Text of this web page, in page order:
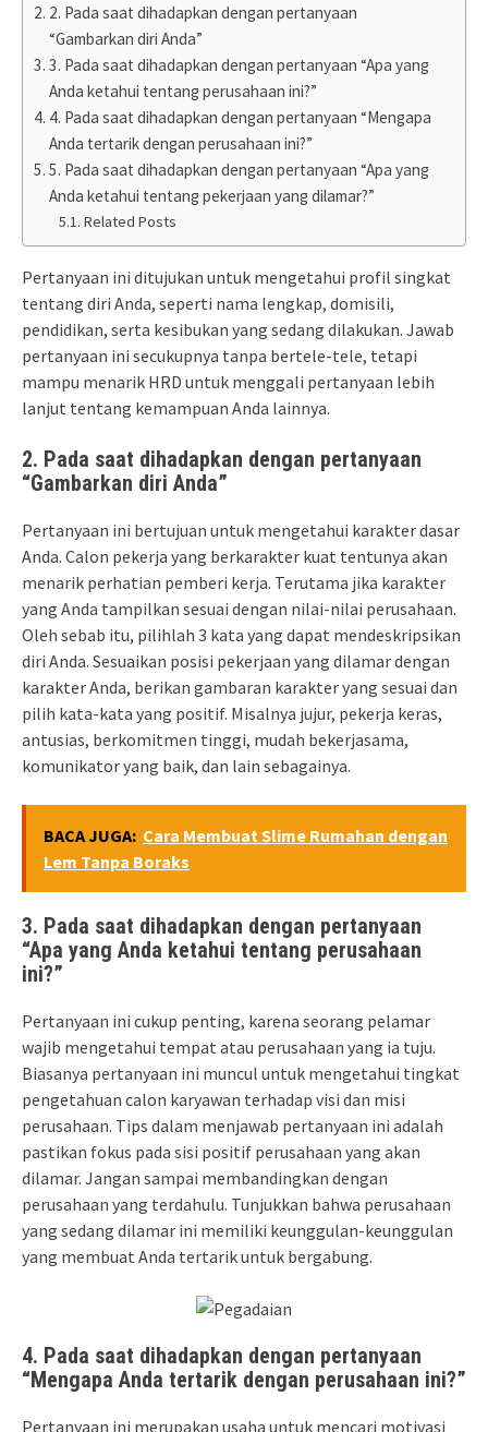
2. Pada saat dihadapkan dengan pertanyaan
“Gambarkan diri Anda”
3. Pada saat dihadapkan dengan pertanyaan “Apa yang
Anda ketahui tentang perusahaan ini?”
4. Pada saat dihadapkan dengan pertanyaan “Mengapa
Anda tertarik dengan perusahaan ini?”
5. Pada saat dihadapkan dengan pertanyaan “Apa yang
Anda ketahui tentang pekerjaan yang dilamar?”
Related Posts
Pertanyaan ini ditujukan untuk mengetahui profil singkat
tentang diri Anda, seperti nama lengkap, domisili,
pendidikan, serta kesibukan yang sedang dilakukan. Jawab
pertanyaan ini secukupnya tanpa bertele-tele, tetapi
mampu menarik HRD untuk menggali pertanyaan lebih
lanjut tentang kemampuan Anda lainnya.
2. Pada saat dihadapkan dengan pertanyaan
“Gambarkan diri Anda”
Pertanyaan ini bertujuan untuk mengetahui karakter dasar
Anda. Calon pekerja yang berkarakter kuat tentunya akan
menarik perhatian pemberi kerja. Terutama jika karakter
yang Anda tampilkan sesuai dengan nilai-nilai perusahaan.
Oleh sebab itu, pilihlah 3 kata yang dapat mendeskripsikan
diri Anda. Sesuaikan posisi pekerjaan yang dilamar dengan
karakter Anda, berikan gambaran karakter yang sesuai dan
pilih kata-kata yang positif. Misalnya jujur, pekerja keras,
antusias, berkomitmen tinggi, mudah bekerjasama,
komunikator yang baik, dan lain sebagainya.
BACA JUGA: Cara Membuat Slime Rumahan dengan
Lem Tanpa Boraks
3. Pada saat dihadapkan dengan pertanyaan
“Apa yang Anda ketahui tentang perusahaan
ini?”
Pertanyaan ini cukup penting, karena seorang pelamar
wajib mengetahui tempat atau perusahaan yang ia tuju.
Biasanya pertanyaan ini muncul untuk mengetahui tingkat
pengetahuan calon karyawan terhadap visi dan misi
perusahaan. Tips dalam menjawab pertanyaan ini adalah
pastikan fokus pada sisi positif perusahaan yang akan
dilamar. Jangan sampai membandingkan dengan
perusahaan yang terdahulu. Tunjukkan bahwa perusahaan
yang sedang dilamar ini memiliki keunggulan-keunggulan
yang membuat Anda tertarik untuk bergabung.
4. Pada saat dihadapkan dengan pertanyaan
“Mengapa Anda tertarik dengan perusahaan ini?”
Pertanyaan ini merupakan usaha untuk mencari motivasi